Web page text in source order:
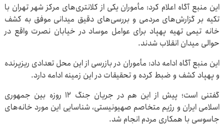
این منبع آگاه اعلام کرد: مأموران یکی از کلانتری‌های مرکز شهر تهران با
تکیه بر گزارش‌های مردمی و بررسی‌های دقیق میدانی موفق به کشف
خانه تیمی تهیه پهپاد برای عوامل موساد در خیابان نصرت واقع در
حوالی میدان انقلاب شدند.
این منبع آگاه ادامه داد: مأموران در بازرسی از این محل تعدادی ریزپرنده
و پهپاد کشف و ضبط کرده و تحقیقات در این زمینه ادامه دارد.
گفتنی است؛ پیش از این هم در جریان جنگ ۱۲ روزه بین جمهوری
اسلامی ایران و رژیم متخاصم صهیونیستی، شناسایی این مورد خانه‌های
جاسوسی با همکاری مردم انجام شد.